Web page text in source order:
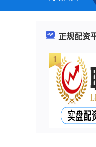
正规配资